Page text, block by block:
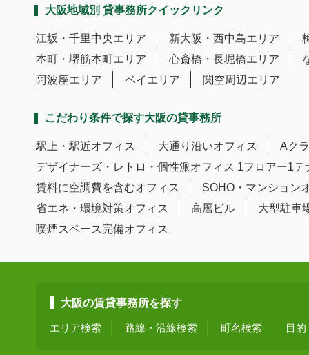
大阪地域別 貸事務所クイックリンク
江坂・千里中央エリア 新大阪・西中島エリア
本町・堺筋本町エリア
心斎橋・長堀橋エリア
阿波座エリア
ベイエリア 関空周辺エリア
こだわり条件で探す大阪の貸事務所
駅上・駅近オフィス 大通り沿いオフィス
Aク
デザイナーズ・レトロ・個性派オフィス 1フロアー1テ
賃料に空調費を含むオフィス
SOHO・マンション
省エネ・環境対策オフィス
高層ビル
大型駐車
喫煙スペース完備オフィス
大阪の賃貸事務所を探す
エリア検索 路線・沿線検索 町名検索 目